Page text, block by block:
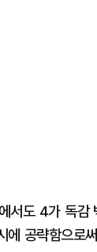
서도 4가 독감
공략함으로